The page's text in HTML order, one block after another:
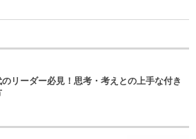
リーダー必見！思考・考えとの上手な付き